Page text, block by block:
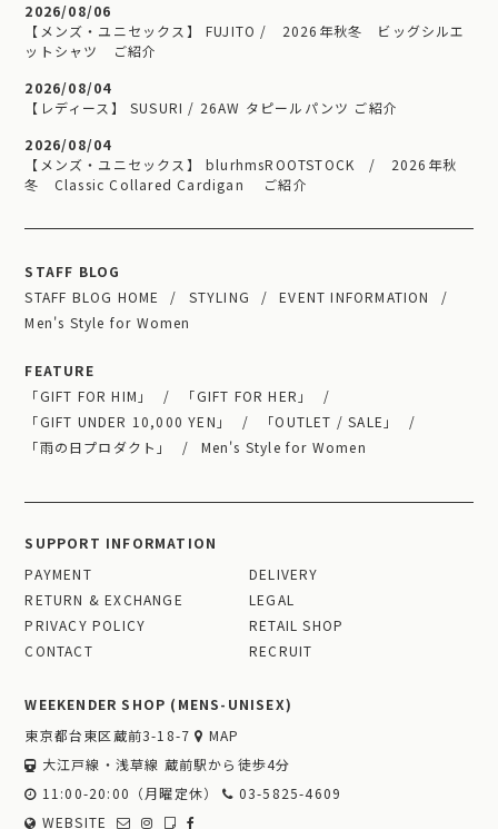
2026/08/06
【メンズ・ユニセックス】 FUJITO / 2026年秋冬 ビッグシルエ
ットシャツ ご紹介
2026/08/04
【レディース】 SUSURI / 26AW タピールパンツ ご紹介
2026/08/04
【メンズ・ユニセックス】 blurhmsROOTSTOCK / 2026年秋
冬 Classic Collared Cardigan ご紹介
STAFF BLOG
STAFF BLOG HOME
STYLING
EVENT INFORMATION
Men's Style for Women
FEATURE
「GIFT FOR HIM」
「GIFT FOR HER」
「GIFT UNDER 10,000 YEN」
「OUTLET / SALE」
「雨の日プロダクト」
Men's Style for Women
SUPPORT INFORMATION
PAYMENT
DELIVERY
RETURN & EXCHANGE
LEGAL
PRIVACY POLICY
RETAIL SHOP
CONTACT
RECRUIT
WEEKENDER SHOP (MENS-UNISEX)
東京都台東区蔵前3-18-7
MAP
大江戸線・浅草線 蔵前駅から徒歩4分
11:00-20:00（月曜定休）
03-5825-4609
WEBSITE